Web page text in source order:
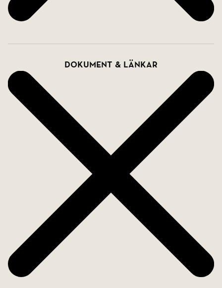
Dokument & länkar